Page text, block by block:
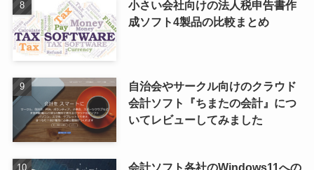
小さい会社向けの法人税申告書作
成ソフト4製品の比較まとめ
自治会やサークル向けのクラウド
会計ソフト『ちまたの会計』につ
いてレビューしてみました
会計ソフト各社のWindows11への